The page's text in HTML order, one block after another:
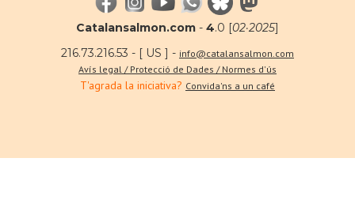
Catalansalmon.com - 4.0 [02·2025]
216.73.216.53 - [ US ] - info@catalansalmon.com
Avís legal / Protecció de Dades / Normes d'ús
T'agrada la iniciativa? Convida'ns a un café